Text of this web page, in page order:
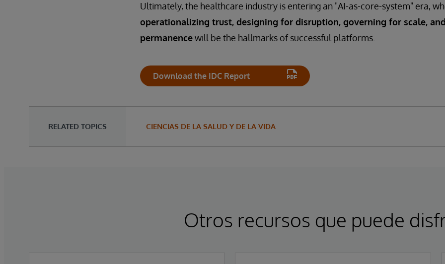
Ultimately, the healthcare industry is entering an "AI-as-core-system" era,
operationalizing trust, designing for disruption, governing for scale,
permanencewill be the hallmarks of successful platforms.
Download the IDC Report
RELATED TOPICS CIENCIAS DE LA SALUD Y DE LA VIDA
Otros recursos que puede